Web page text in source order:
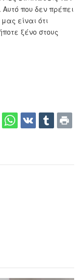
που δεν πρέπει
είναι ότι
ξένο στους